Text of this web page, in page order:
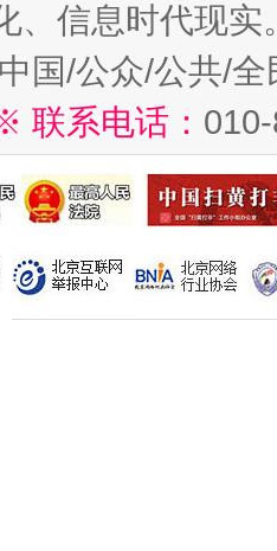
、信息时代现实
中国/公众/公共/
联系电话：